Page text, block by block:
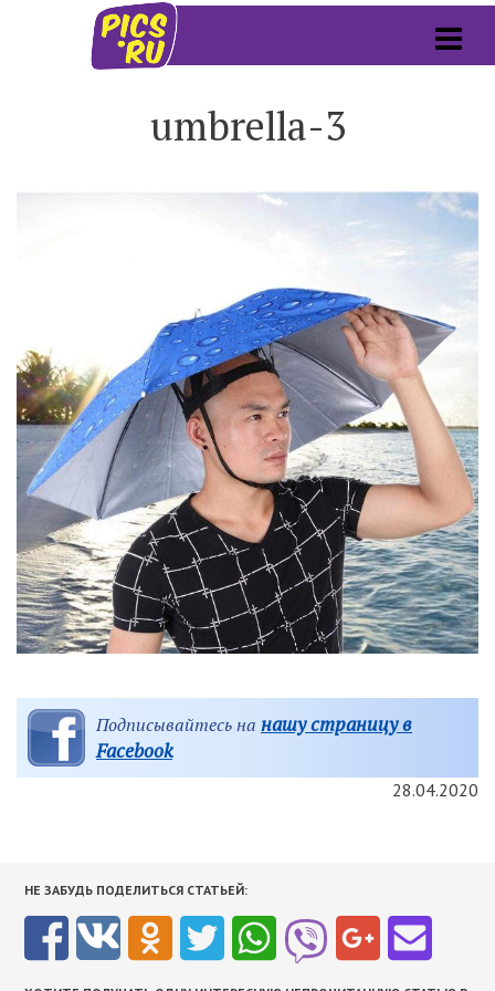
umbrella-3
Подписывайтесь на нашу страницу в
Facebook
28.04.2020
НЕ ЗАБУДЬ ПОДЕЛИТЬСЯ СТАТЬЕЙ: